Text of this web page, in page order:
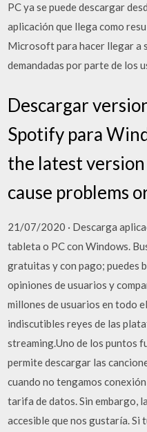
PC ya se puede descargar
aplicación que llega como
Microsoft para hacer llegar a
demandadas por parte de los
Descargar
Spotify para
the latest version
cause problems
21/07/2020 · Descarga
tableta o PC con Windows.
gratuitas y con pago; puedes
opiniones de usuarios y
millones de usuarios en todo
indiscutibles reyes de las
streaming.Uno de los puntos
permite descargar las
cuando no tengamos
tarifa de datos. Sin embargo,
accesible que nos gustaría. Si